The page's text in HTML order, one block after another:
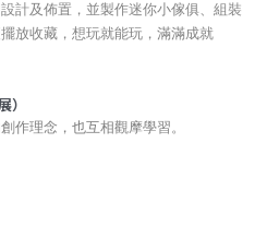
計及佈置，並製作迷你小傢俱、組裝
放收藏，想玩就能玩，滿滿成就
）
作理念，也互相觀摩學習。